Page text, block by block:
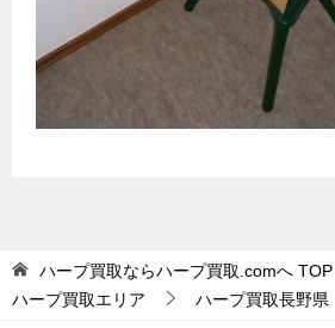
ハープ買取ならハープ買取.comへ TOP
ハープ買取エリア
ハープ買取長野県